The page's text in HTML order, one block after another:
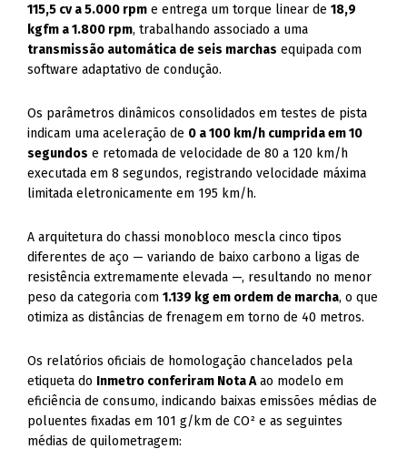
115,5 cv a 5.000 rpm e entrega um torque linear de18,9
kgfm a 1.800 rpm, trabalhando associado a uma
transmissão automática de seis marchas equipada com
software adaptativo de condução.
Os parâmetros dinâmicos consolidados em testes de pista
indicam uma aceleração de 0 a 100 km/h cumprida em 10
segundos e retomada de velocidade de 80 a 120 km/h
executada em 8 segundos, registrando velocidade máxima
limitada eletronicamente em 195 km/h.
A arquitetura do chassi monobloco mescla cinco tipos
diferentes de aço — variando de baixo carbono a ligas de
resistência extremamente elevada —, resultando no menor
peso da categoria com1.139 kg em ordem de marcha, o que
otimiza as distâncias de frenagem em torno de 40 metros.
Os relatórios oficiais de homologação chancelados pela
etiqueta do Inmetro conferiram Nota Aao modelo em
eficiência de consumo, indicando baixas emissões médias de
poluentes fixadas em 101 g/km de CO² e as seguintes
médias de quilometragem: